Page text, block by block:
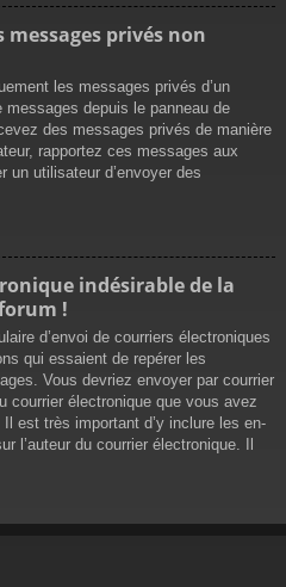
messages privés non
les messages privés d’un
depuis le panneau de
des messages privés de manière
rapportez ces messages aux
un utilisateur d’envoyer des
indésirable de la
!
d’envoi de courriers électroniques
qui essaient de repérer les
Vous devriez envoyer par courrier
courrier électronique que vous avez
est très important d’y inclure les en-
l’auteur du courrier électronique. Il